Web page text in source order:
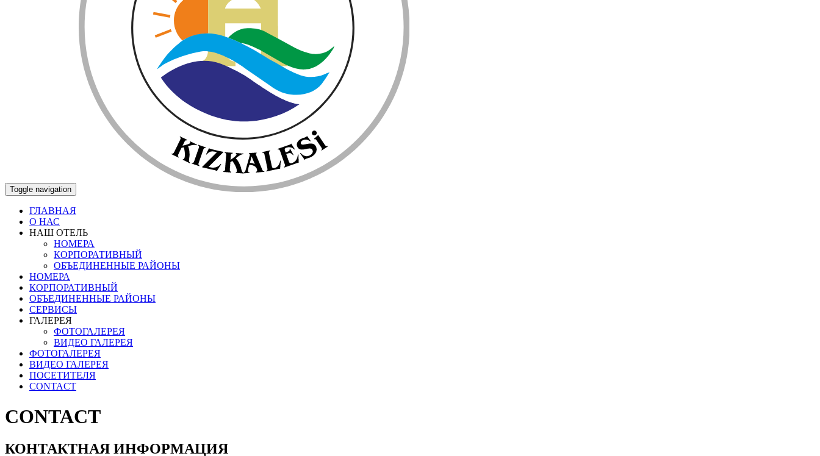
Toggle navigation
ГЛАВНАЯ
О НАС
НАШ ОТЕЛЬ
НОМЕРА
КОРПОРАТИВНЫЙ
ОБЪЕДИНЕННЫЕ РАЙОНЫ
НОМЕРА
КОРПОРАТИВНЫЙ
ОБЪЕДИНЕННЫЕ РАЙОНЫ
СЕРВИСЫ
ГАЛЕРЕЯ
ФОТОГАЛЕРЕЯ
ВИДЕО ГАЛЕРЕЯ
ФОТОГАЛЕРЕЯ
ВИДЕО ГАЛЕРЕЯ
ПОСЕТИТЕЛЯ
CONTACT
CONTACT
КОНТАКТНАЯ ИНФОРМАЦИЯ